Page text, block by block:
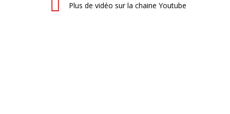
Plus de vidéo sur la chaine Youtube